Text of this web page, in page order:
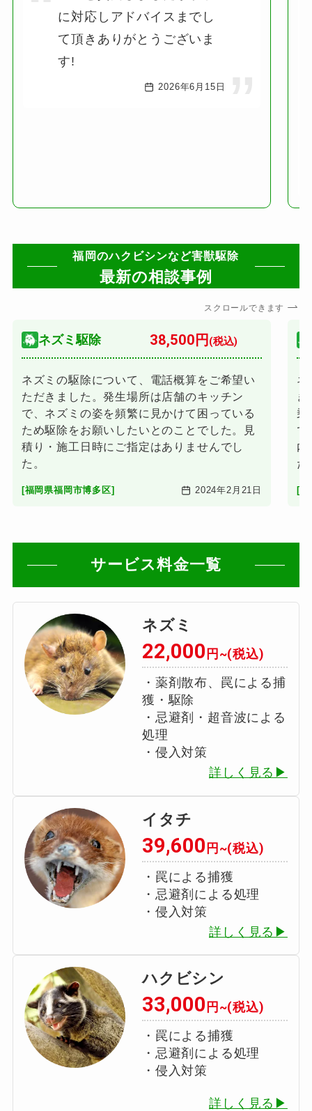
に対応しアドバイスまでし
て頂きありがとうございま
す!
2026年6月15日
福岡のハクビシンなど害獣駆除
最新の相談事例
スクロールできます
ネズミ駆除 38,500円 (税込)
ネズミの駆除について、電話概算をご希望い
ただきました。発生場所は店舗のキッチン
で、ネズミの姿を頻繁に見かけて困っている
ため駆除をお願いしたいとのことでした。見
積り・施工日時にご指定はありませんでし
た。
[福岡県福岡市博多区] 2024年2月21日
ネ
き
乗
で
内
た
[
サービス料金一覧
ネズミ
22,000 円~(税込)
・薬剤散布、罠による捕
獲・駆除
・忌避剤・超音波による
処理
・侵入対策
詳しく見る▶
イタチ
39,600円~(税込)
・罠による捕獲
・忌避剤による処理
・侵入対策
詳しく見る▶
ハクビシン
33,000円~(税込)
・罠による捕獲
・忌避剤による処理
・侵入対策
詳しく見る▶